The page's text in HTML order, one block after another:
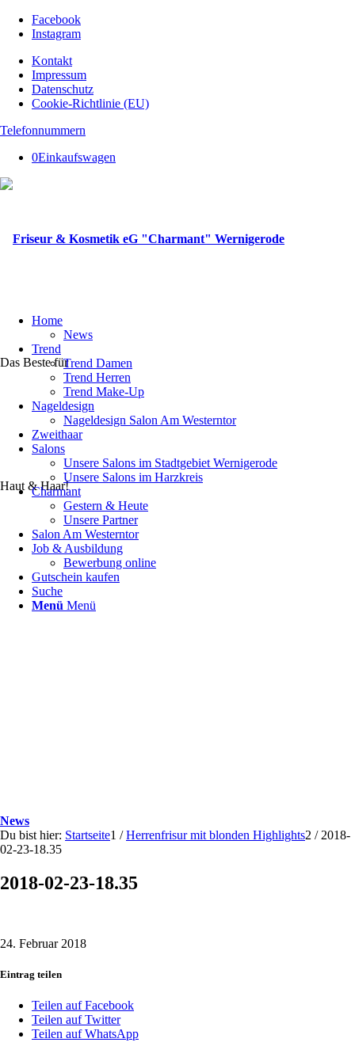
Facebook
Instagram
Kontakt
Impressum
Datenschutz
Cookie-Richtlinie (EU)
Telefonnummern
0Einkaufswagen
Das Beste für
Haut & Haar!
Home
News
Trend
Trend Damen
Trend Herren
Trend Make-Up
Nageldesign
Nageldesign Salon Am Westerntor
Zweithaar
Salons
Unsere Salons im Stadtgebiet Wernigerode
Unsere Salons im Harzkreis
Charmant
Gestern & Heute
Unsere Partner
Salon Am Westerntor
Job & Ausbildung
Bewerbung online
Gutschein kaufen
Suche
Menü Menü
News
Du bist hier: Startseite1 / Herrenfrisur mit blonden Highlights2 / 2018-
02-23-18.35
2018-02-23-18.35
24. Februar 2018
Eintrag teilen
Teilen auf Facebook
Teilen auf Twitter
Teilen auf WhatsApp